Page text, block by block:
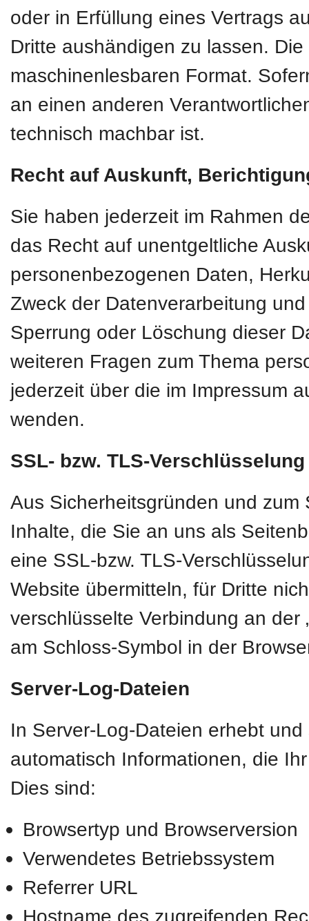
oder in Erfüllung eines Vertrags
Dritte aushändigen zu lassen.
maschinenlesbaren Format.
an einen anderen
technisch machbar ist.
Recht auf Auskunft,
Sie haben jederzeit im Rahmen
das Recht auf unentgeltliche
personenbezogenen Daten,
Zweck der Datenverarbeitung
Sperrung oder Löschung dieser
weiteren Fragen zum Thema
jederzeit über die im Impressum
wenden.
SSL- bzw. TLS-Verschlüsselung
Aus Sicherheitsgründen und
Inhalte, die Sie an uns als
eine SSL-bzw. TLS-
Website übermitteln, für Dritte
verschlüsselte Verbindung an der
am Schloss-Symbol in der
Server-Log-Dateien
In Server-Log-Dateien erhebt
automatisch Informationen, die
Dies sind:
Browsertyp und Browserversion
Verwendetes Betriebssystem
Referrer URL
Hostname des zugreifenden